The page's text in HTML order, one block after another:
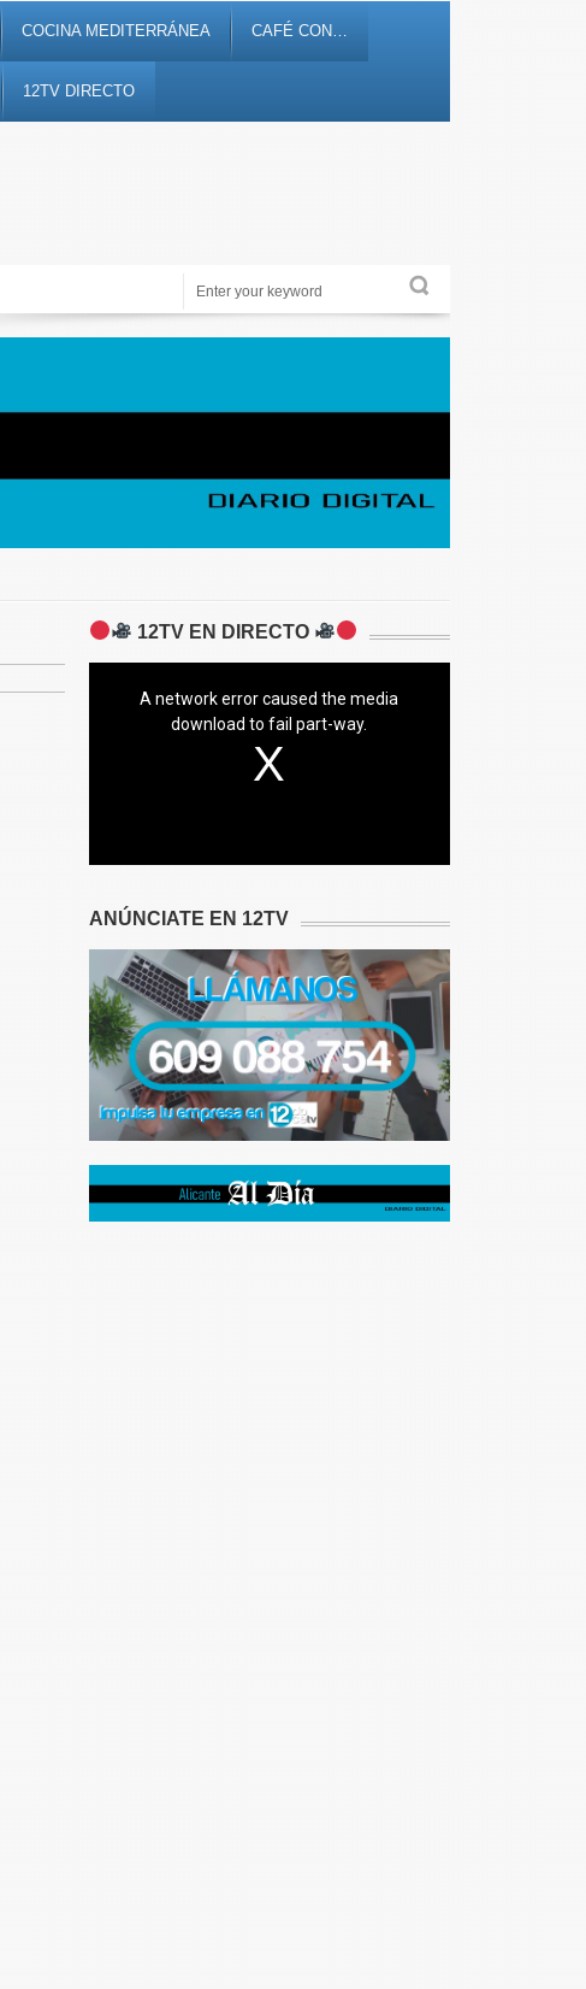
COCINA MEDITERRÁNEA CAFÉ CON…
12TV DIRECTO
Periodismo de proximidad en 12tv.es
12TV EN DIRECTO
A network error caused the media
download to fail part-way.
ANÚNCIATE EN 12TV